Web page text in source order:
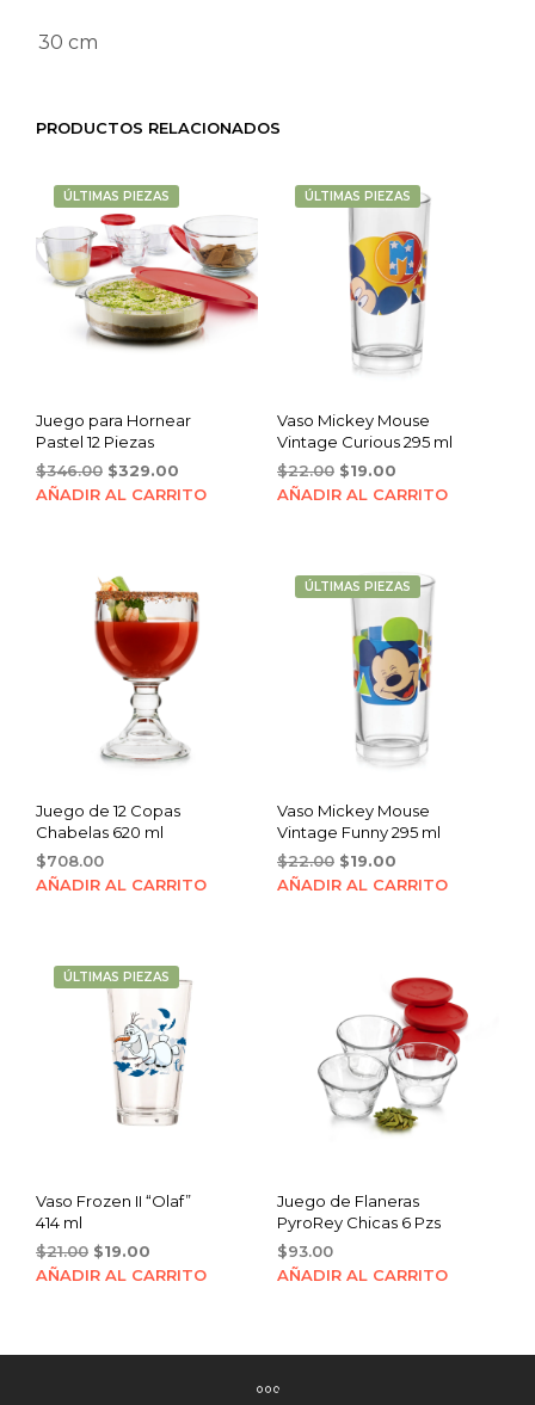
30 cm
PRODUCTOS RELACIONADOS
ÚLTIMAS PIEZAS
Juego para Hornear
Pastel 12 Piezas
$346.00 Original
price
$329.00
price
AÑADIR AL CARRITO
ÚLTIMAS PIEZAS
Vaso Mickey Mouse
Vintage Curious 295 ml
$22.00 Original
price
$19.00Current
price
AÑADIR AL CARRITO
Juego de 12 Copas
Chabelas 620 ml
$708.00
AÑADIR AL CARRITO
ÚLTIMAS PIEZAS
Vaso Mickey Mouse
Vintage Funny 295 ml
$22.00 Original
price
$19.00Current
price
AÑADIR AL CARRITO
ÚLTIMAS PIEZAS
Vaso Frozen II “Olaf”
414 ml
$21.00 Original
price
$19.00
price
AÑADIR AL CARRITO
Juego de Flaneras
PyroRey Chicas 6 Pzs
$93.00
AÑADIR AL CARRITO